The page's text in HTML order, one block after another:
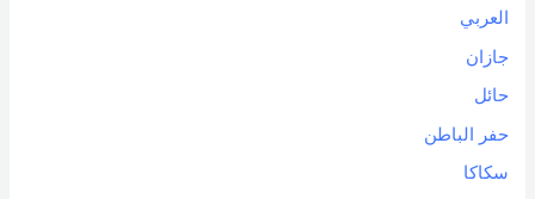
العربي
جازان
حائل
حفر الباطن
سكاكا